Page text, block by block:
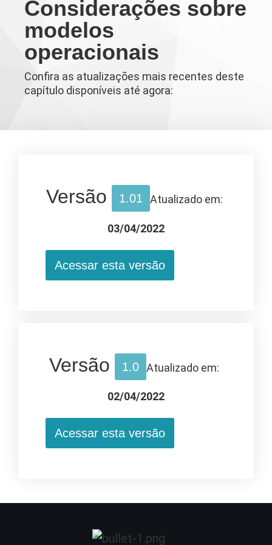
Considerações sobre
modelos
operacionais
Confira as atualizações mais recentes deste
capítulo disponíveis até agora:
Versão 1.01 Atualizado em:
03/04/2022
Acessar esta versão
Versão 1.0 Atualizado em:
02/04/2022
Acessar esta versão